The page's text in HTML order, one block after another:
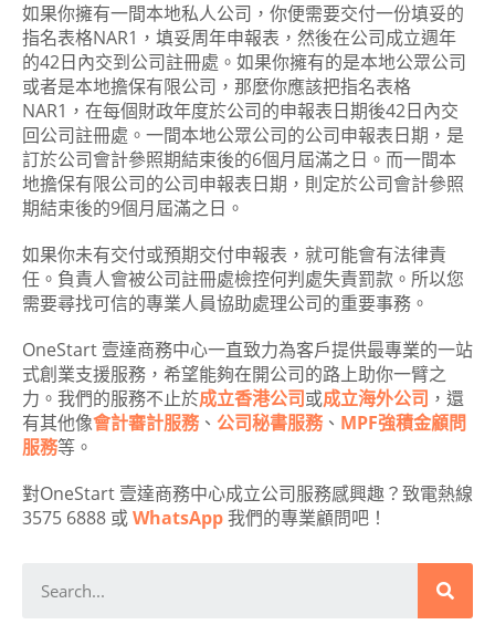
如果你擁有一間本地私人公司，你便需要交付一份填妥的
指名表格NAR1，填妥周年申報表，然後在公司成立週年
的42日內交到公司註冊處。如果你擁有的是本地公眾公司
或者是本地擔保有限公司，那麼你應該把指名表格
NAR1，在每個財政年度於公司的申報表日期後42日內交
回公司註冊處。一間本地公眾公司的公司申報表日期，是
訂於公司會計參照期結束後的6個月屆滿之日。而一間本
地擔保有限公司的公司申報表日期，則定於公司會計參照
期結束後的9個月屆滿之日。
如果你未有交付或預期交付申報表，就可能會有法律責
任。負責人會被公司註冊處檢控何判處失責罰款。所以您
需要尋找可信的專業人員協助處理公司的重要事務。
OneStart 壹達商務中心一直致力為客戶提供最專業的一站
式創業支援服務，希望能夠在開公司的路上助你一臂之
力。我們的服務不止於成立香港公司或成立海外公司 ，還
有其他像會計審計服務 、 公司秘書服務 、 MPF強積金顧問
服務等。
對OneStart 壹達商務中心成立公司服務感興趣？致電熱線
3575 6888 或WhatsApp我們的專業顧問吧！